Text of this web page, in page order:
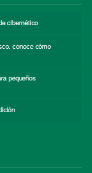
cibernético
conoce cómo
pequeños